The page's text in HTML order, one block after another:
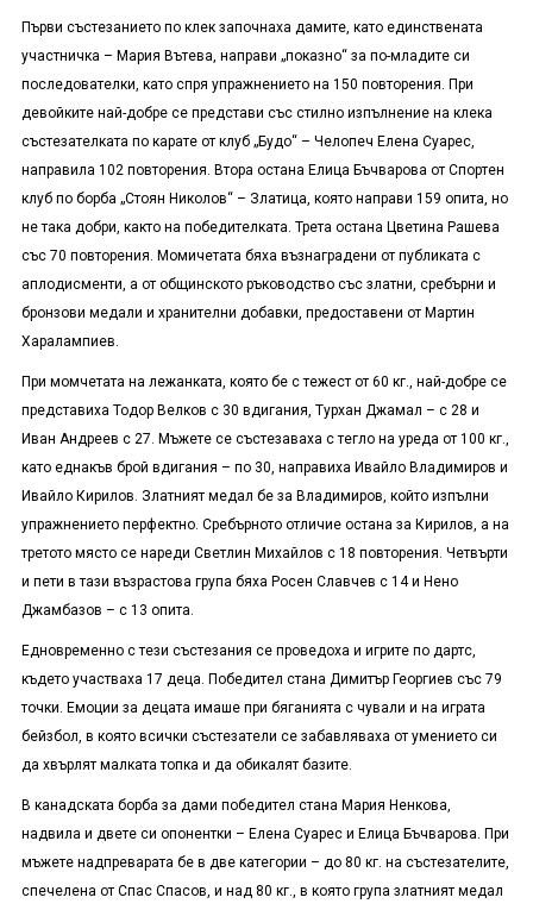
Първи състезанието по клек започнаха дамите, като единствената
участничка – Мария Вътева, направи „показно“ за по-младите си
последователки, като спря упражнението на 150 повторения. При
девойките най-добре се представи със стилно изпълнение на клека
състезателката по карате от клуб „Будо“ – Челопеч Елена Суарес,
направила 102 повторения. Втора остана Елица Бъчварова от Спортен
клуб по борба „Стоян Николов“ – Златица, която направи 159 опита, но
не така добри, както на победителката. Трета остана Цветина Рашева
със 70 повторения. Момичетата бяха възнаградени от публиката с
аплодисменти, а от общинското ръководство със златни, сребърни и
бронзови медали и хранителни добавки, предоставени от Мартин
Харалампиев.
При момчетата на лежанката, която бе с тежест от 60 кг., най-добре се
представиха Тодор Велков с 30 вдигания, Турхан Джамал – с 28 и
Иван Андреев с 27. Мъжете се състезаваха с тегло на уреда от 100 кг.,
като еднакъв брой вдигания – по 30, направиха Ивайло Владимиров и
Ивайло Кирилов. Златният медал бе за Владимиров, който изпълни
упражнението перфектно. Сребърното отличие остана за Кирилов, а на
третото място се нареди Светлин Михайлов с 18 повторения. Четвърти
и пети в тази възрастова група бяха Росен Славчев с 14 и Нено
Джамбазов – с 13 опита.
Едновременно с тези състезания се проведоха и игрите по дартс,
където участваха 17 деца. Победител стана Димитър Георгиев със 79
точки. Емоции за децата имаше при бяганията с чували и на играта
бейзбол, в която всички състезатели се забавляваха от умението си
да хвърлят малката топка и да обикалят базите.
В канадската борба за дами победител стана Мария Ненкова,
надвила и двете си опонентки – Елена Суарес и Елица Бъчварова. При
мъжете надпреварата бе в две категории – до 80 кг. на състезателите,
спечелена от Спас Спасов, и над 80 кг., в която група златният медал